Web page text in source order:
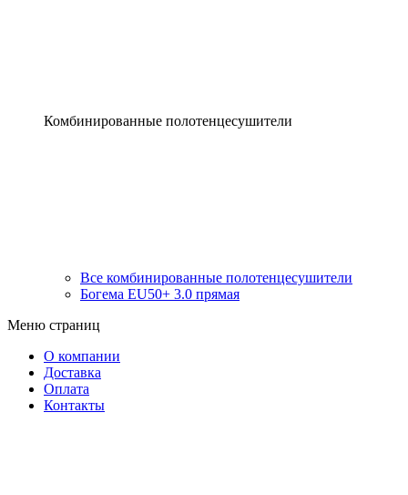
Комбинированные полотенцесушители
Все комбинированные полотенцесушители
Богема EU50+ 3.0 прямая
Меню страниц
О компании
Доставка
Оплата
Контакты